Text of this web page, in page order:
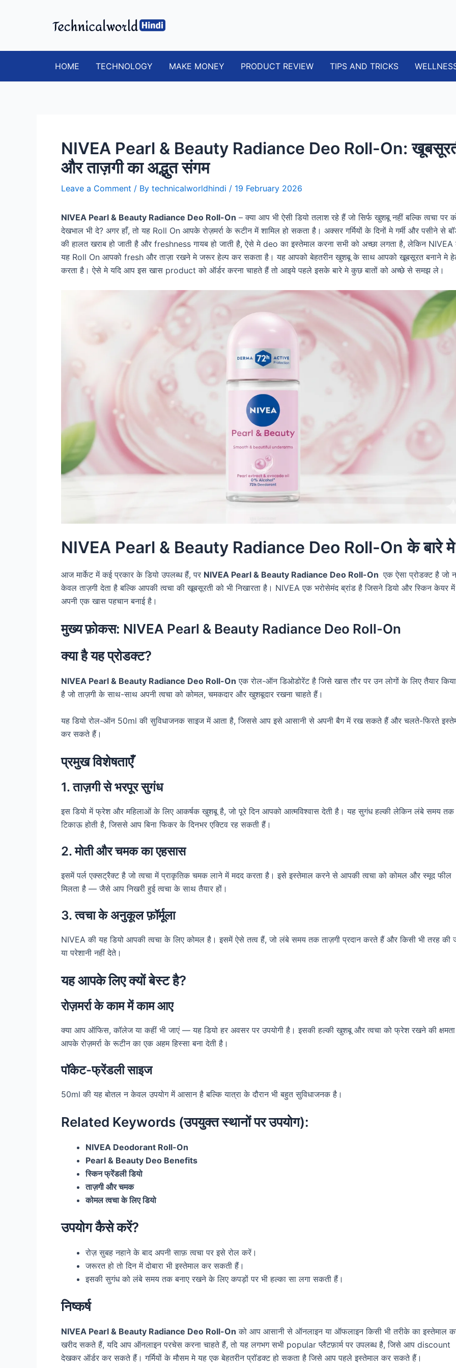
HOME TECHNOLOGY MAKE MONEY PRODUCT REVIEW TIPS AND TRICKS
NIVEA Pearl & Beauty Radiance Deo Roll-On:
और ताज़गी का अद्भुत संगम
Leave a Comment / By technicalworldhindi / 19 February 2026
NIVEA Pearl & Beauty Radiance Deo Roll-On – क्या आप भी ऐसी डियो तलाश रहे हैं जो सिर्फ खुशबू नहीं बल्कि त्वचा पर
देखभाल भी दे? अगर हाँ, तो यह Roll On आपके रोज़मर्रा के रूटीन में शामिल हो सकता है। अक्सर गर्मियों के दिनों मे गर्मी और पसीने से
की हालत खराब हो जाती है और freshness गायब हो जाती है, ऐसे मे deo का इस्तेमाल करना सभी को अच्छा लगता है, लेकिन NIVEA
यह Roll On आपको fresh और ताज़ा रखने मे जरूर हेल्प कर सकता है। यह आपको बेहतरीन खुशबू के साथ आपको खूबसूरत बनाने मे
करता है। ऐसे मे यदि आप इस खास product को ऑर्डर करना चाहते हैं तो आइये पहले इसके बारे मे कुछ बातों को अच्छे से समझ ले।
NIVEA Pearl & Beauty Radiance Deo Roll-On के बारे मे
आज मार्केट में कई प्रकार के डियो उपलब्ध हैं, पर NIVEA Pearl & Beauty Radiance Deo Roll-On एक ऐसा प्रोडक्ट है जो न
केवल ताज़गी देता है बल्कि आपकी त्वचा की खूबसूरती को भी निखारता है। NIVEA एक भरोसेमंद ब्रांड है जिसने डियो और स्किन केयर में
अपनी एक खास पहचान बनाई है।
मुख्य फ़ोकस: NIVEA Pearl & Beauty Radiance Deo Roll-On
क्या है यह प्रोडक्ट?
NIVEA Pearl & Beauty Radiance Deo Roll-On एक रोल-ऑन डिओडोरेंट है जिसे खास तौर पर उन लोगों के लिए तैयार
है जो ताज़गी के साथ-साथ अपनी त्वचा को कोमल, चमकदार और खुशबूदार रखना चाहते हैं।
यह डियो रोल-ऑन 50ml की सुविधाजनक साइज में आता है, जिससे आप इसे आसानी से अपनी बैग में रख सकते हैं और चलते-फिरते
कर सकते हैं।
प्रमुख विशेषताएँ
1. ताज़गी से भरपूर सुगंध
इस डियो में फ्रेश और महिलाओं के लिए आकर्षक खुशबू है, जो पूरे दिन आपको आत्मविश्वास देती है। यह सुगंध हल्की लेकिन लंबे समय तक
टिकाऊ होती है, जिससे आप बिना फिकर के दिनभर एक्टिव रह सकती हैं।
2. मोती और चमक का एहसास
इसमें पर्ल एक्सट्रैक्ट है जो त्वचा में प्राकृतिक चमक लाने में मदद करता है। इसे इस्तेमाल करने से आपकी त्वचा को कोमल और स्मूद फील
मिलता है — जैसे आप निखरी हुई त्वचा के साथ तैयार हों।
3. त्वचा के अनुकूल फ़ॉर्मूला
NIVEA की यह डियो आपकी त्वचा के लिए कोमल है। इसमें ऐसे तत्व हैं, जो लंबे समय तक ताज़गी प्रदान करते हैं और किसी भी तरह की
या परेशानी नहीं देते।
यह आपके लिए क्यों बेस्ट है?
रोज़मर्रा के काम में काम आए
क्या आप ऑफिस, कॉलेज या कहीं भी जाएं — यह डियो हर अवसर पर उपयोगी है। इसकी हल्की खुशबू और त्वचा को फ्रेश रखने की
आपके रोज़मर्रा के रूटीन का एक अहम हिस्सा बना देती है।
पॉकेट-फ्रेंडली साइज
50ml की यह बोतल न केवल उपयोग में आसान है बल्कि यात्रा के दौरान भी बहुत सुविधाजनक है।
Related Keywords (उपयुक्त स्थानों पर उपयोग):
NIVEA Deodorant Roll-On
Pearl & Beauty Deo Benefits
स्किन फ्रेंडली डियो
ताज़गी और चमक
कोमल त्वचा के लिए डियो
उपयोग कैसे करें?
रोज़ सुबह नहाने के बाद अपनी साफ़ त्वचा पर इसे रोल करें।
जरूरत हो तो दिन में दोबारा भी इस्तेमाल कर सकती हैं।
इसकी सुगंध को लंबे समय तक बनाए रखने के लिए कपड़ों पर भी हल्का सा लगा सकती हैं।
निष्कर्ष
NIVEA Pearl & Beauty Radiance Deo Roll-On को आप आसानी से ऑनलाइन या ऑफलाइन किसी भी तरीके का इस्तेमाल
खरीद सकते हैं, यदि आप ऑनलाइन परचेस करना चाहते हैं, तो यह लगभग सभी popular प्लैटफ़ार्म पर उपलब्ध है, जिसे आप discount
देखकर ऑर्डर कर सकते हैं। गर्मियों के मौसम मे यह एक बेहतरीन प्रॉडक्ट हो सकता है जिसे आप पहले इस्तेमाल कर सकते हैं।